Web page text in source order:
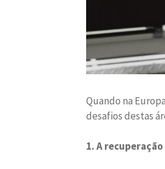
Quando na
desafios destas
1. A